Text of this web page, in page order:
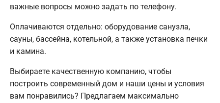
важные вопросы можно задать по телефону.
Оплачиваются отдельно: оборудование санузла,
сауны, бассейна, котельной, а также установка печки
и камина.
Выбираете качественную компанию, чтобы
построить современный дом и наши цены и условия
вам понравились? Предлагаем максимально